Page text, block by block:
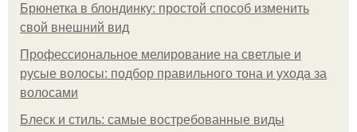
Брюнетка в блондинку: простой способ изменить
свой внешний вид
Профессиональное мелирование на светлые и
русые волосы: подбор правильного тона и ухода за
волосами
Блеск и стиль: самые востребованные виды